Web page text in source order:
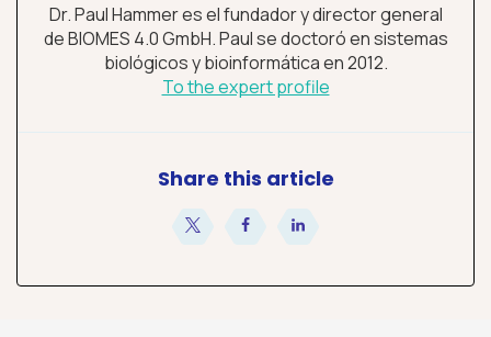
Dr. Paul Hammer es el fundador y director general
de BIOMES 4.0 GmbH. Paul se doctoró en sistemas
biológicos y bioinformática en 2012.
To the expert profile
Share this article